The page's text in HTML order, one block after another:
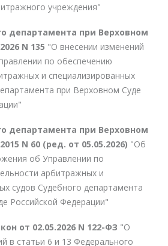
учреждения"
департамента при Верховном
N 135 "О внесении изменений
по обеспечению
и специализированных
при Верховном Суде
департамента при Верховном
N 60 (ред. от 05.05.2026) "Об
об Управлении по
арбитражных и
судов Судебного департамента
Российской Федерации"
от 02.05.2026 N 122-ФЗ "О
в статьи 6 и 13 Федерального